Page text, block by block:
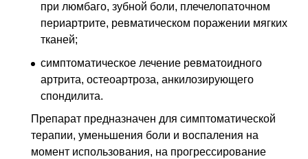
при люмбаго, зубной боли, плечелопаточном
периартрите, ревматическом поражении мягких
тканей;
симптоматическое лечение ревматоидного
артрита, остеоартроза, анкилозирующего
спондилита.
Препарат предназначен для симптоматической
терапии, уменьшения боли и воспаления на
момент использования, на прогрессирование